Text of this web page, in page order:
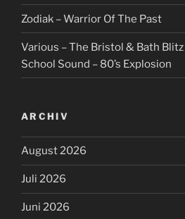
Zodiak – Warrior Of The Past
Various – The Bristol & Bath
School Sound – 80’s Explosion
ARCHIV
August 2026
Juli 2026
Juni 2026